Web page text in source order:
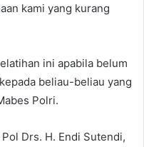
kami yang kurang
ini apabila belum
beliau-beliau yang
Polri.
Drs. H. Endi Sutendi,